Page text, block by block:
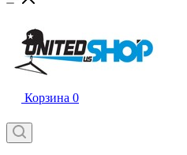
Корзина 0